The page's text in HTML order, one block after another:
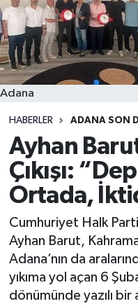
Adana
HABERLER ADANA SON
Ayhan
Çıkışı:
Ortada,
Cumhuriyet Halk
Ayhan Barut,
Adana’nın da
yıkıma yol açan 6
dönümünde yazılı bir
Resmi İlanlar